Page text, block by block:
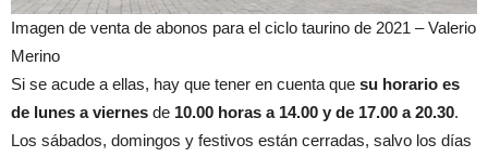
Imagen de venta de abonos para el ciclo taurino de 2021 –Valerio
Merino
Si se acude a ellas, hay que tener en cuenta que su horario es
de lunes a viernes de 10.00 horas a 14.00 y de 17.00 a 20.30.
Los sábados, domingos y festivos están cerradas, salvo los días